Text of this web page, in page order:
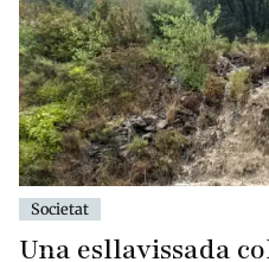
Societat
Una esllavissada